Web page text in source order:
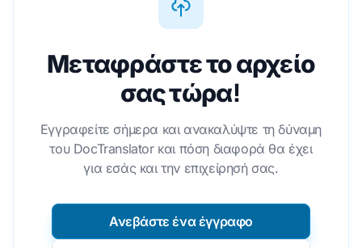
Μεταφράστε το αρχείο
σας τώρα!
Εγγραφείτε σήμερα και ανακαλύψτε τη δύναμη
του DocTranslator και πόση διαφορά θα έχει
για εσάς και την επιχείρησή σας.
Ανεβάστε ένα έγγραφο